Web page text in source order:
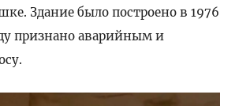
Здание было построено в 1976
признано аварийным и